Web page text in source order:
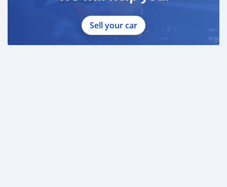
Sell your car